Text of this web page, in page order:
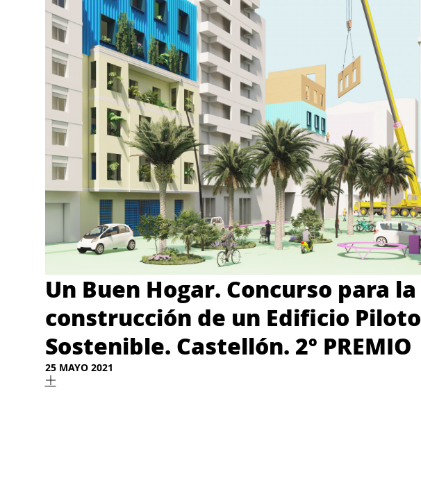
Un Buen Hogar. Concurso para la
construcción de un Edificio Piloto
Sostenible. Castellón. 2º PREMIO
25 MAYO 2021